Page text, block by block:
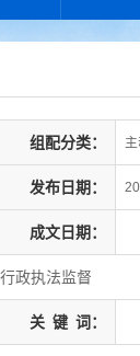
组配分类：
发布日期：
成文日期：
政执法监督
关 键 词：